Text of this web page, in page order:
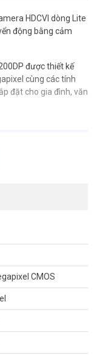
HDCVI dòng Lite
động bằng cảm
được thiết kế
cùng các tính
đặt cho gia đình, văn
DAHUA HAC-
0Lux IR on
chống ngược
CMOS